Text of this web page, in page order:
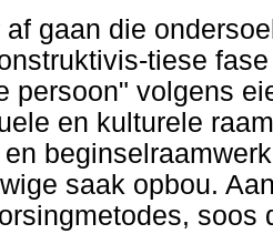
af gaan die
tiese
persoon" volgens
en kulturele
saak opbou.
soos